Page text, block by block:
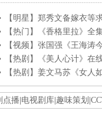
【明星】郑秀文备嫁衣等
【热门】《香格里拉》全
【视频】张国强《王海涛
【热剧】《美人心计》在
【热剧】姜文马苏《女人
点播 电视剧库 趣味策划